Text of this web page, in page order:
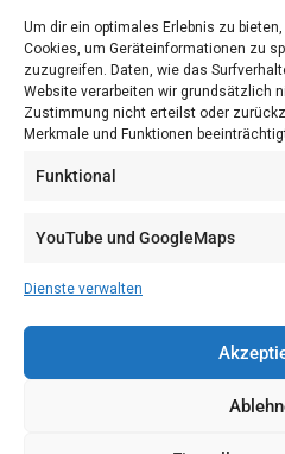
Um dir ein optimales Erlebnis zu
Cookies, um Geräteinformationen zu
zuzugreifen. Daten, wie das
Website verarbeiten wir grundsätzlich
Zustimmung nicht erteilst oder
Merkmale und Funktionen
Funktional
YouTube und GoogleMaps
Dienste verwalten